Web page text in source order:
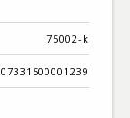
75002-k
07331500001239